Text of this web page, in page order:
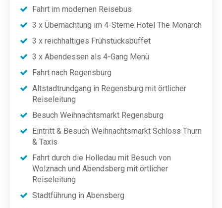
Fahrt im modernen Reisebus
3 x Übernachtung im 4-Sterne Hotel The Monarch
3 x reichhaltiges Frühstücksbuffet
3 x Abendessen als 4-Gang Menü
Fahrt nach Regensburg
Altstadtrundgang in Regensburg mit örtlicher
Reiseleitung
Besuch Weihnachtsmarkt Regensburg
Eintritt & Besuch Weihnachtsmarkt Schloss Thurn
& Taxis
Fahrt durch die Holledau mit Besuch von
Wolznach und Abendsberg mit örtlicher
Reiseleitung
Stadtführung in Abensberg